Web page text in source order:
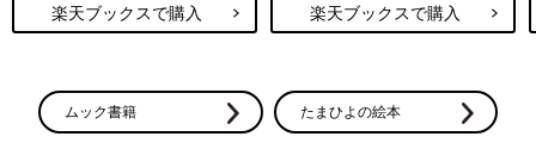
楽天ブックスで購入 楽天ブックスで購入
ムック書籍 たまひよの絵本